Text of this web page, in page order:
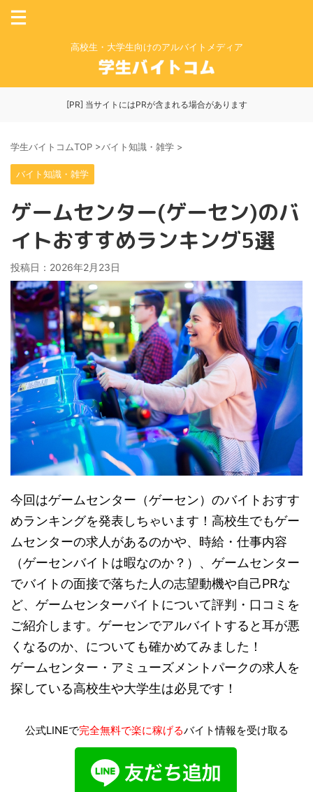
高校生・大学生向けのアルバイトメディア
[PR] 当サイトにはPRが含まれる場合があります
学生バイトコムTOP >バイト知識・雑学 >
バイト知識・雑学
ゲームセンター(ゲーセン)のバ
イトおすすめランキング5選
投稿日： 2026年2月23日
今回はゲームセンター（ゲーセン）のバイトおすす
めランキングを発表しちゃいます！高校生でもゲー
ムセンターの求人があるのかや、時給・仕事内容
（ゲーセンバイトは暇なのか？）、ゲームセンター
でバイトの面接で落ちた人の志望動機や自己PRな
ど、ゲームセンターバイトについて評判・口コミを
ご紹介します。ゲーセンでアルバイトすると耳が悪
くなるのか、についても確かめてみました！
ゲームセンター・アミューズメントパークの求人を
探している高校生や大学生は必見です！
公式LINEで完全無料で楽に稼げるバイト情報を受け取る